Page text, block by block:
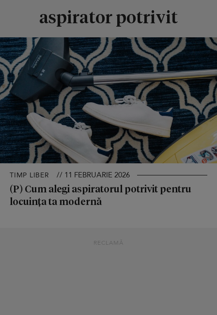
aspirator potrivit
TIMP LIBER // 11 FEBRUARIE 2026
(P) Cum alegi aspiratorul potrivit pentru
locuința ta modernă
RECLAMĂ